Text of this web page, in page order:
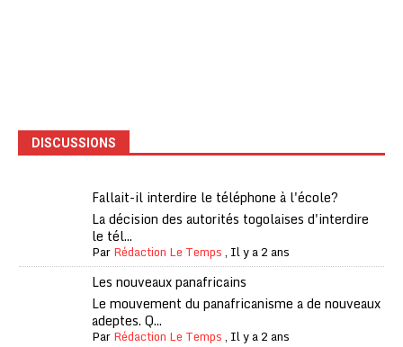
DISCUSSIONS
Fallait-il interdire le téléphone à l'école?
La décision des autorités togolaises d'interdire
le tél...
ParRédaction Le Temps, Il y a 2 ans
Les nouveaux panafricains
Le mouvement du panafricanisme a de nouveaux
adeptes. Q...
ParRédaction Le Temps, Il y a 2 ans